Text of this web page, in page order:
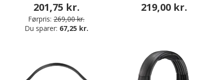
201,75 kr.
Førpris: 269,00 kr.
Du sparer: 67,25 kr.
219,00 kr.